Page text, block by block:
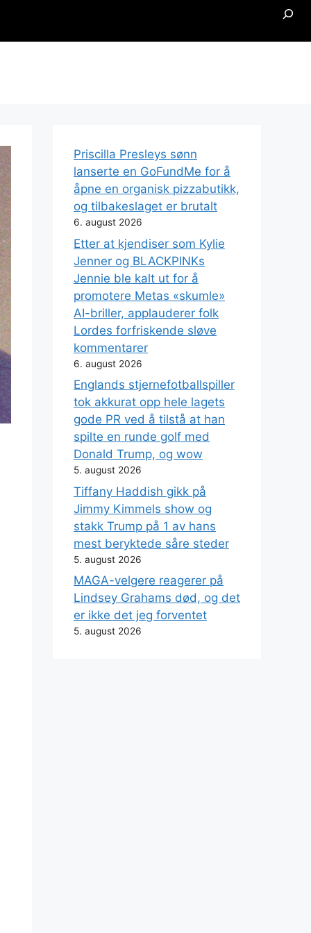
Priscilla Presleys sønn
lanserte en GoFundMe for å
åpne en organisk pizzabutikk,
og tilbakeslaget er brutalt
6. august 2026
Etter at kjendiser som Kylie
Jenner og BLACKPINKs
Jennie ble kalt ut for å
promotere Metas «skumle»
AI-briller, applauderer folk
Lordes forfriskende sløve
kommentarer
6. august 2026
Englands stjernefotballspiller
tok akkurat opp hele lagets
gode PR ved å tilstå at han
spilte en runde golf med
Donald Trump, og wow
5. august 2026
Tiffany Haddish gikk på
Jimmy Kimmels show og
stakk Trump på 1 av hans
mest beryktede såre steder
5. august 2026
MAGA-velgere reagerer på
Lindsey Grahams død, og det
er ikke det jeg forventet
5. august 2026